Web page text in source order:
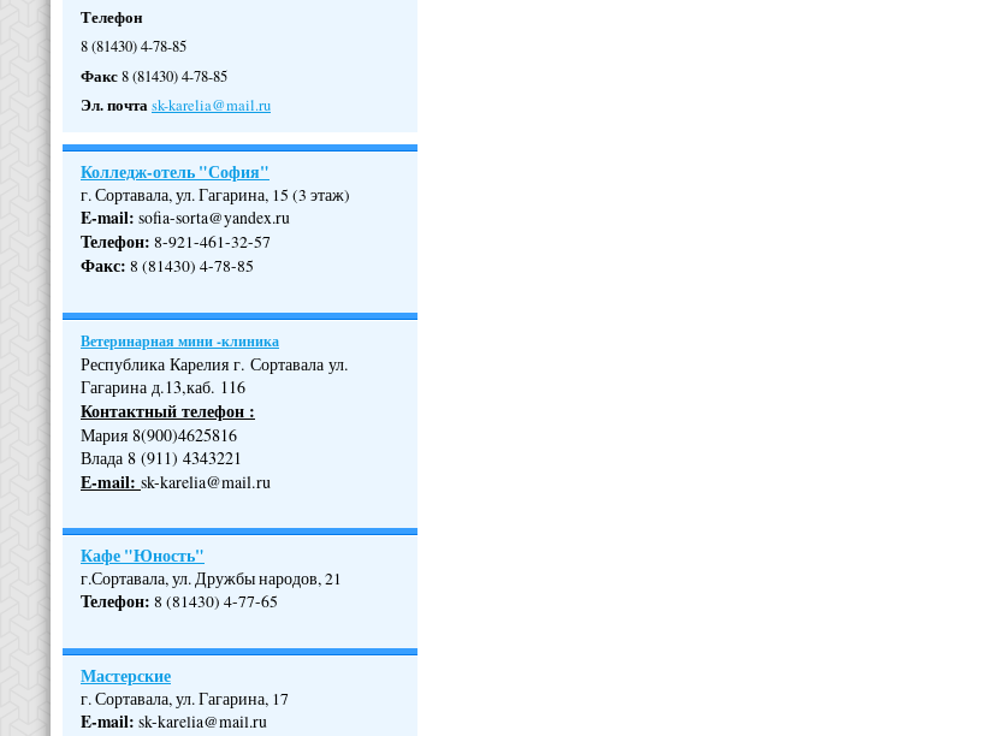
Телефон
8 (81430) 4-78-85
Факс8 (81430) 4-78-85
Эл. почтаsk-karelia@mail.ru
Колледж-отель "София"
г. Сортавала, ул. Гагарина, 15 (3 этаж)
E-mail: sofia-sorta@yandex.ru
Телефон: 8-921-461-32-57
Факс: 8 (81430) 4-78-85
Ветеринарная мини -клиника
Республика Карелия г. Сортавала ул.
Гагарина д.13,каб. 116
Контактный телефон :
Мария 8(900)4625816
Влада 8 (911) 4343221
Е-mail: sk-karelia@mail.ru
Кафе "Юность"
г.Сортавала, ул. Дружбы народов, 21
Телефон: 8 (81430) 4-77-65
Мастерские
г. Сортавала, ул. Гагарина, 17
E-mail: sk-karelia@mail.ru